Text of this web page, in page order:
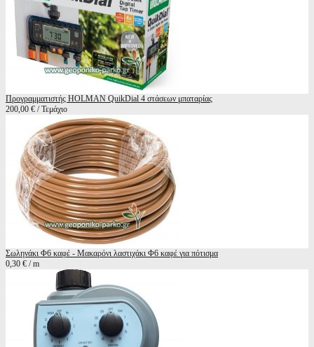
Προγραμματιστής HOLMAN QuikDial 4 στάσεων μπαταρίας
200,00 € / Τεμάχιο
Σωληνάκι Φ6 καφέ - Μακαρόνι λαστιχάκι Φ6 καφέ για πότισμα
0,30 € / m